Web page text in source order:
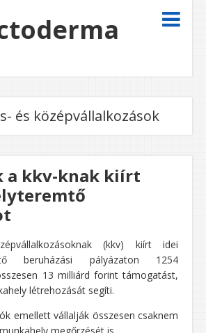
és középvállalkozások
a kkv-knak kiírt
(kkv) kiírt idei
beruházási pályázaton 1254
13 milliárd forint támogatást,
létrehozását segíti.
emellett vállalják összesen csaknem